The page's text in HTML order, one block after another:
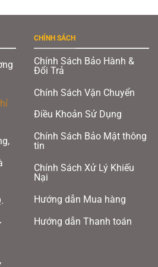
CHÍNH SÁCH
Chính Sách Bảo Hành &
Đổi Trả
Chính Sách Vận Chuyển
Điều Khoản Sử Dụng
Chính Sách Bảo Mật thông
tin
Chính Sách Xử Lý Khiếu
Nại
Hướng dẫn Mua hàng
Hướng dẫn Thanh toán